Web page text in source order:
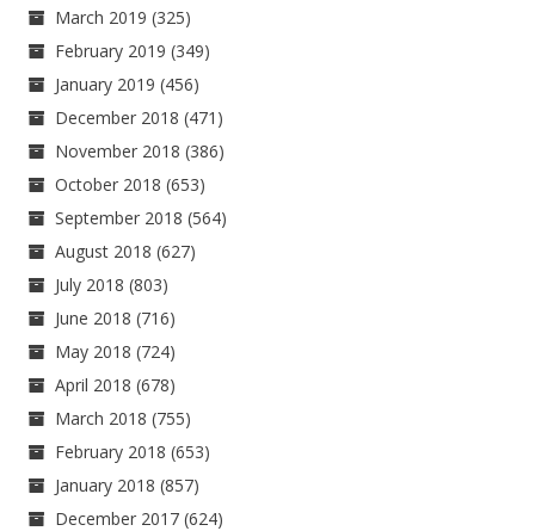
March 2019 (325)
February 2019 (349)
January 2019 (456)
December 2018 (471)
November 2018 (386)
October 2018 (653)
September 2018 (564)
August 2018 (627)
July 2018 (803)
June 2018 (716)
May 2018 (724)
April 2018 (678)
March 2018 (755)
February 2018 (653)
January 2018 (857)
December 2017 (624)